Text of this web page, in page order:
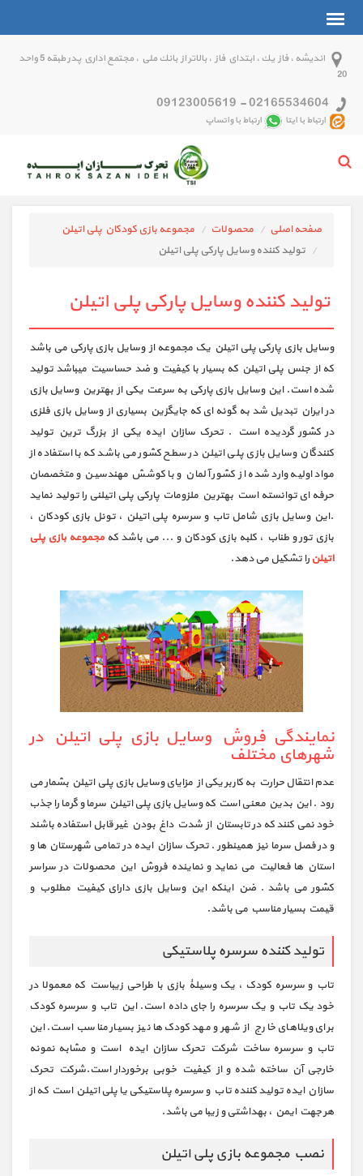
انديشه ، فاز يك ، ابتداي فاز ، بالاتر از بانك ملي ، مجتمع اداري پدر طبقه 5 واحد
20
02165534604
-
09123005619
ارتباط با ایتا ارتباط با واتساپ
صفحه اصلی محصولات
مجموعه بازی کودکان پلی اتیلن
تولید کننده وسایل پارکی پلی اتیلن
تولید کننده وسایل پارکی پلی اتیلن
وسایل بازی پارکی پلی اتیلن یک مجموعه از وسایل بازی پارکی می باشد
که از جنس پلی اتیلن که بسیار با کیفیت و ضد حساسیت میباشد تولید
شده است. این وسایل بازی پارکی به سرعت یکی از بهترین وسایل بازی
در ایران تبدیل شد به گونه ای که جایگزین بسیاری از وسایل بازی فلزی
در کشور گردیده است . تحرک سازان ایده یکی از بزرگ ترین تولید
کنندگان وسایل بازی پلی اتیلن در سطح کشور می باشد که با استفاده از
مواد اولیه وارد شده از کشور آلمان و با کوشش مهندسین و متخصصان
حرفه ای توانسته است بهترین ملزومات پارکی پلی اتیلنی را تولید نماید
.این وسایل بازی شامل تاب و سرسره پلی اتیلن ، تونل بازی کودکان ،
بازی تور و طناب ، کلبه بازی کودکان و ... می باشد کهمجموعه بازی پلی
اتیلن را تشکیل می دهد.
نمایندگی فروش وسایل بازی پلی اتیلن در
شهرهای مختلف
عدم انتقال حرارت به کاربر یکی از مزایای وسایل بازی پلی اتیلن بشمار می
رود . این بدین معنی است که وسایل بازی پلی اتیلن سرما و گرما را جذب
خود نمی کنند که در تابستان از شدت داغ بودن غیر قابل استفاده باشند
و در فصل سرما نیز همینطور . تحرک سازان ایده در تمامی شهرستان ها و
استان ها فعالیت می نماید و نماینده فروش این محصولات در سراسر
کشور می باشد . ضن اینکه این وسایل بازی دارای کیفیت مطلوب و
قیمت بسیار مناسب می باشد.
تولید کننده سرسره پلاستیکی
تاب و سرسره کودک ، یک وسیلۀ بازی با طراحی زیباست که معمولا در
خود یک تاب و یک سرسره را جای داده است. این تاب و سرسره کودک
برای ویلاهای خارج از شهر و مهد کودک‌ها نیز بسیار مناسب است. این
تاب و سرسره ساخت شرکت تحرک سازان ایده است و مشابه نمونه
خارجی آن ساخته شده و از کیفیت خوبی برخوردار است.شرکت تحرک
سازان ایده تولید کننده تاب و سرسره پلاستیکی یا پلی اتیلن است که از
هر جهت ایمن ، بهداشتی و زیبا می باشد.
نصب مجموعه بازی پلی اتیلن